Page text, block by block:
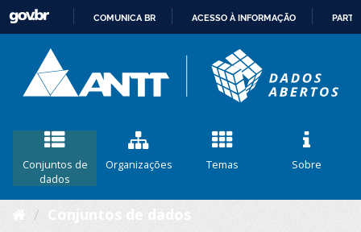
CONTEÚDO
COMUNICA BR ACESSO À INFORMAÇÃO
Conjuntos de
dados
Organizações Temas Sobre